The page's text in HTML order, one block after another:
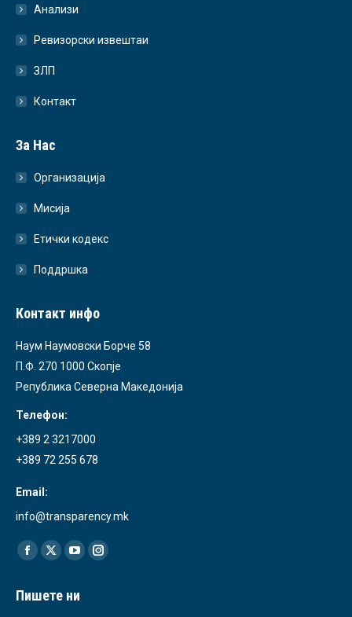
Анализи
Ревизорски извештаи
ЗЛП
Контакт
За Нас
Организација
Мисија
Етички кодекс
Поддршка
Контакт инфо
Наум Наумовски Борче 58
П.Ф. 270 1000 Скопје
Република Северна Македонија
Телефон:
+389 2 3217000
+389 72 255 678
Email:
info@transparency.mk
Find us on:
Facebook
opens
X
opens
YouTube
opens
Instagram
Пишете ни